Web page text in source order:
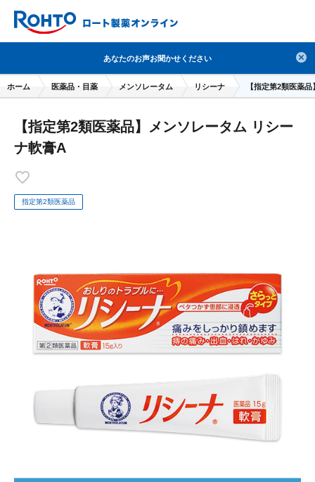
人気のキーワードで検索
目薬 ロートV5 日焼け止め 熱中症対策
デオコ セラミド オバジ ダーマセプトRX
アゼライン酸
冬虫夏草
メラノCC
成分から探す 注目の商品 を見る
ポイント交換品 を見る お問い合わせ
検索
ログイン / 新規会員登録
あなたのお声お聞かせください
ホーム 医薬品・目薬 メンソレータム リシーナ 【指定第2類医薬
【指定第2類医薬品】メンソレータム リシー
ナ軟膏A
指定第2類医薬品